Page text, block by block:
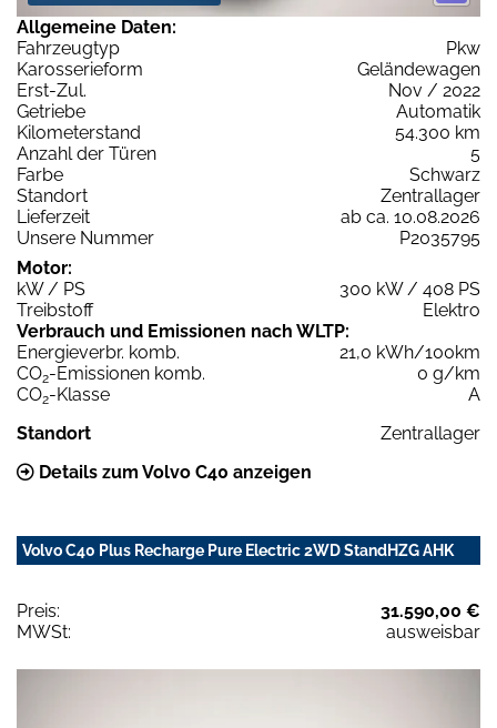
Allgemeine Daten:
Fahrzeugtyp
Pkw
Karosserieform
Geländewagen
Erst-Zul.
Nov / 2022
Getriebe
Automatik
Kilometerstand
54.300 km
Anzahl der Türen
5
Farbe
Schwarz
Standort
Zentrallager
Lieferzeit
ab ca. 10.08.2026
Unsere Nummer
P2035795
Motor:
kW / PS
300 kW / 408 PS
Treibstoff
Elektro
Verbrauch und Emissionen nach WLTP:
Energieverbr. komb.
21,0 kWh/100km
CO2-Emissionen komb.
0 g/km
CO2-Klasse
A
Standort
Zentrallager
Details zum Volvo C40 anzeigen
Volvo C40 Plus Recharge Pure Electric 2WD StandHZG AHK
Preis:
31.590,00 €
MWSt:
ausweisbar